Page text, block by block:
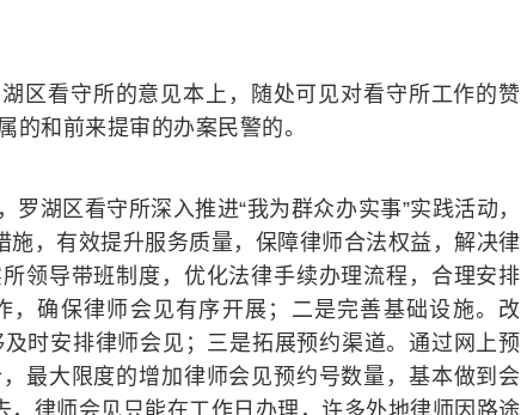
区看守所的意见本上，随处可见对看守所工作的赞
的和前来提审的办案民警的。
湖区看守所深入推进“我为群众办实事”实践活动，
施，有效提升服务质量，保障律师合法权益，解决律
领导带班制度，优化法律手续办理流程，合理安排
，确保律师会见有序开展；二是完善基础设施。改
时安排律师会见；三是拓展预约渠道。通过网上预
最大限度的增加律师会见预约号数量，基本做到会
，律师会见只能在工作日办理，许多外地律师因路途